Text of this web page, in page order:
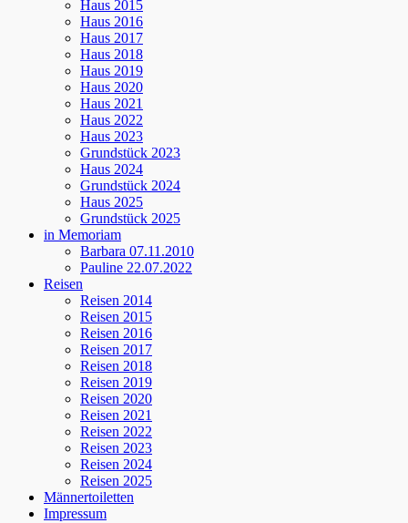
Haus 2015
Haus 2016
Haus 2017
Haus 2018
Haus 2019
Haus 2020
Haus 2021
Haus 2022
Haus 2023
Grundstück 2023
Haus 2024
Grundstück 2024
Haus 2025
Grundstück 2025
in Memoriam
Barbara 07.11.2010
Pauline 22.07.2022
Reisen
Reisen 2014
Reisen 2015
Reisen 2016
Reisen 2017
Reisen 2018
Reisen 2019
Reisen 2020
Reisen 2021
Reisen 2022
Reisen 2023
Reisen 2024
Reisen 2025
Männertoiletten
Impressum